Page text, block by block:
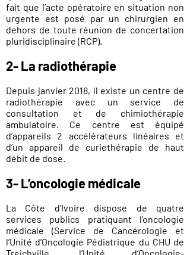
fait que l’acte opératoire en situation non
urgente est posé par un chirurgien en
dehors de toute réunion de concertation
pluridisciplinaire (RCP).
2-La radiothérapie
Depuis janvier 2018, il existe un centre de
radiothérapie avec un service de
consultation et de chimiothérapie
ambulatoire. Ce centre est équipé
d’appareils 2 accélérateurs linéaires et
d’un appareil de curiethérapie de haut
débit de dose.
3-L’oncologie médicale
La Côte d’Ivoire dispose de quatre
services publics pratiquant l’oncologie
médicale (Service de Cancérologie et
l’Unité d’Oncologie Pédiatrique du CHU de